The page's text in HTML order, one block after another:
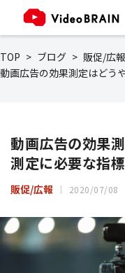
TOP ブログ
販促/広報
動画広告の効果測定はどう
動画広告の効果
測定に必要な指
販促/広報 2020/07/08